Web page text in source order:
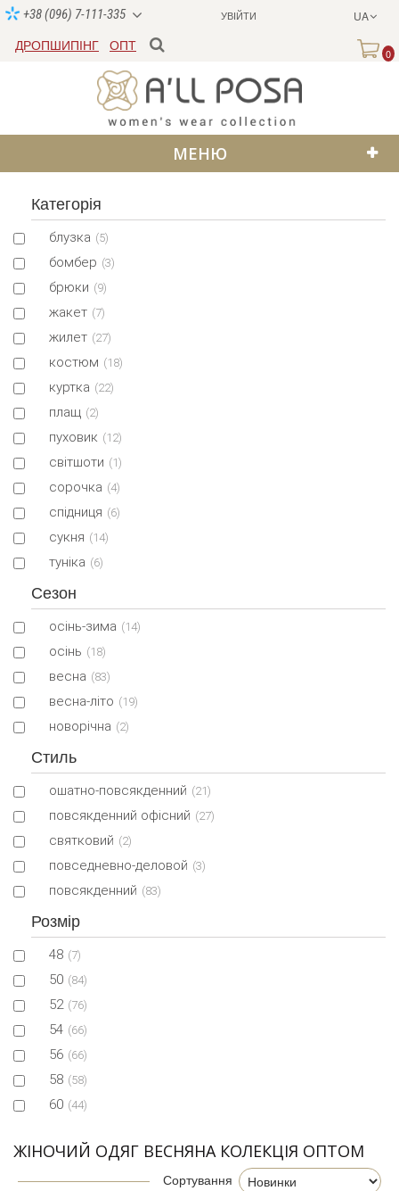
УВІЙТИ UA
+38 (096) 7-111-335
ДРОПШИПІНГ ОПТ
0
МЕНЮ
Категорія
блузка (5)
бомбер (3)
брюки (9)
жакет (7)
жилет (27)
костюм (18)
куртка (22)
плащ (2)
пуховик (12)
світшоти (1)
сорочка (4)
спідниця (6)
сукня (14)
туніка (6)
Сезон
осінь-зима (14)
осінь (18)
весна (83)
весна-літо (19)
новорічна (2)
Стиль
ошатно-повсякденний (21)
повсякденний офісний (27)
святковий (2)
повседневно-деловой (3)
повсякденний (83)
Розмір
48 (7)
50 (84)
52 (76)
54 (66)
56 (66)
58 (58)
60 (44)
ЖІНОЧИЙ ОДЯГ ВЕСНЯНА КОЛЕКЦІЯ ОПТОМ
Сортування